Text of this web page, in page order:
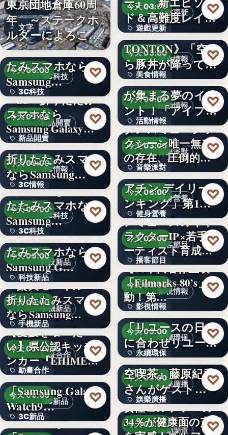
企業動態
文字
東京団地倉庫60周
年 ～ステークホ
ルダーによろこば
れる…
3C科技
今天 09:00
3C科技
文字
＜OPEN＞折りた
たみスマホなら
Samsung…
♡
新品開賣
今天 09:00
新品開賣
4.1
＜au＞折りたたみ
スマホなら
Samsung Galaxy…
♡
3C情報
今天 09:00
3C情報
文字
＜ソフトバンク＞
折りたたみスマホ
ならSamsung…
♡
3C科技
今天 09:00
3C科技
文字
＜Samsung＞折り
たたみスマホなら
Samsung…
♡
科技新品
今天 09:00
科技新品
文字
＜ドコモ＞折りた
たみスマホなら
Samsung G…
♡
手機新品
今天 09:00
手機新品
4.1
＜楽天モバイル＞
折りたたみスマホ
ならSamsung…
♡
動畫合作
今天 09:00
動畫合作
108
【愛媛を喰べた
い】県公認キッチ
ンカー『EHIMEみ
きゃん…
♡
3C新品
今天 09:00
3C新品
＜OPEN＞
「Samsung Galaxy
Watch9…
♡
＜Samsung＞
400
遊戲更新
今天 03:00
遊戲更新
文字
ド＆高難度レイド
を実装！新…
♡
美食情報
今天 03:00
美食情報
文字
《豚丼屋
TONTON》「空か
ら豚丼が降ってき
た」が現実に…
♡
活動情報
今天 03:00
活動情報
文字
アイプリのみんな
が集まる夢のイベ
ント！「アイプリ
ワールド…
♡
音樂派對
今天 03:00
音樂派對
5
ダンスミュージッ
クシーン唯一無二
の存在、圧倒的な
カリスマ…
♡
健身營養
今天 03:00
健身營養
文字
【楽天市場「クレ
アチン デイリーラ
ンキング」第1位
獲得(…
♡
播客節目
今天 03:00
播客節目
36年
アミューズのキャ
ラクターIP×若手ア
ーティスト育成コ
ンテ…
♡
影視情報
今天 03:00
影視情報
40
【80年代名作上映
「Filmarks 80’s」始
動！第…
♡
永續環保
今天 03:00
永續環保
文字
エコスタイル、
「リユースの日」
に合わせリユース
文化の普及…
♡
娛樂廣播
今天 03:00
娛樂廣播
文字
interfm『Runeの星
空喫茶』藤原紀香
さんがゲスト…
♡
運動調查
今天 03:00
女性ゴルファーの
34％が健康面の充実
♡